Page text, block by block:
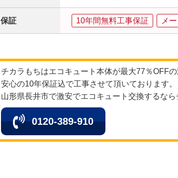
保証 10年間無料工事保証 メ
チカラもちはエコキュート本体が最大77％OFFの
安心の10年保証込で工事させて頂いております。
山形県長井市で激安でエコキュート交換するなら
0120-389-910